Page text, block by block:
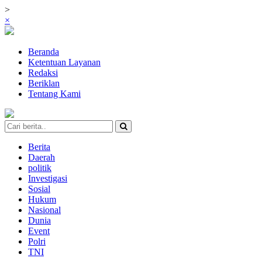
>
×
Beranda
Ketentuan Layanan
Redaksi
Beriklan
Tentang Kami
Berita
Daerah
politik
Investigasi
Sosial
Hukum
Nasional
Dunia
Event
Polri
TNI